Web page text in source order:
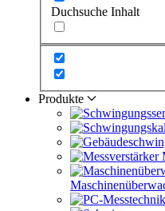
Duchsuche Inhalt
Produkte